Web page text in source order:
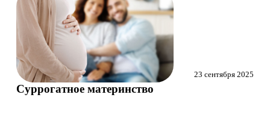
Маммолог
Полезные статьи и видео
Суррогатное материнство
23 сентября 2025